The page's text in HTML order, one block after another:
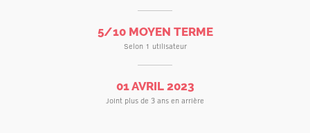
5/10 MOYEN TERME
Selon 1 utilisateur
01 AVRIL 2023
Joint plus de 3 ans en arrière